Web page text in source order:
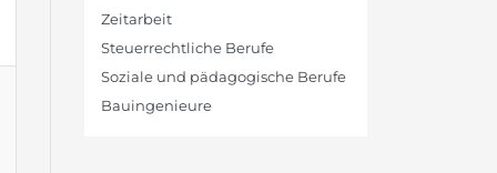
Zeitarbeit
Steuerrechtliche Berufe
Soziale und pädagogische Berufe
Bauingenieure